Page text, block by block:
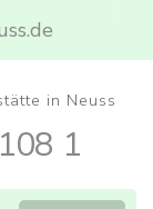
in Neuss
1